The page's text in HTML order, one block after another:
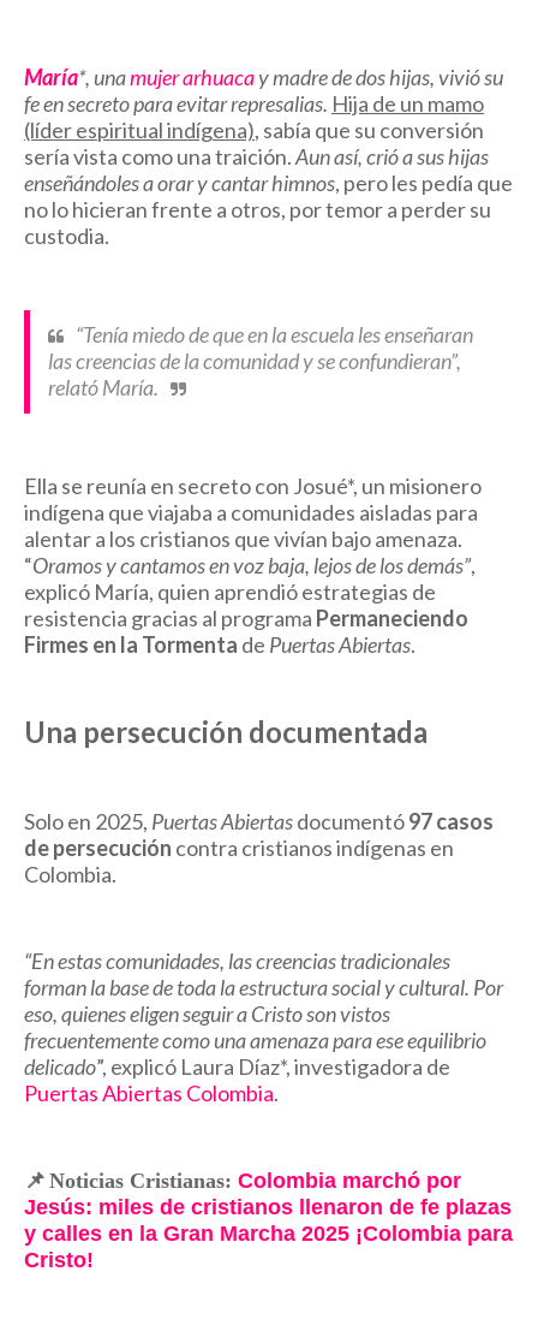
María*, unamujer arhuacay madre de dos hijas, vivió su
fe en secreto para evitar represalias. Hija de un mamo
(líder espiritual indígena), sabía que su conversión
sería vista como una traición.Aun así, crió a sus hijas
enseñándoles a orar y cantar himnos, pero les pedía que
no lo hicieran frente a otros, por temor a perder su
custodia.
“Tenía miedo de que en la escuela les enseñaran
las creencias de la comunidad y se confundieran”,
relató María.
Ella se reunía en secreto con Josué*, un misionero
indígena que viajaba a comunidades aisladas para
alentar a los cristianos que vivían bajo amenaza.
“Oramos y cantamos en voz baja, lejos de los demás”,
explicó María, quien aprendió estrategias de
resistencia gracias al programa Permaneciendo
Firmes en la Tormenta de Puertas Abiertas.
Una persecución documentada
Solo en 2025, Puertas Abiertasdocumentó97 casos
de persecución contra cristianos indígenas en
Colombia.
“En estas comunidades, las creencias tradicionales
forman la base de toda la estructura social y cultural. Por
eso, quienes eligen seguir a Cristo son vistos
frecuentemente como una amenaza para ese equilibrio
delicado”, explicó Laura Díaz*, investigadora de
Puertas Abiertas Colombia.
📌 Noticias Cristianas: Colombia marchó por
Jesús: miles de cristianos llenaron de fe plazas
y calles en la Gran Marcha 2025 ¡Colombia para
Cristo!